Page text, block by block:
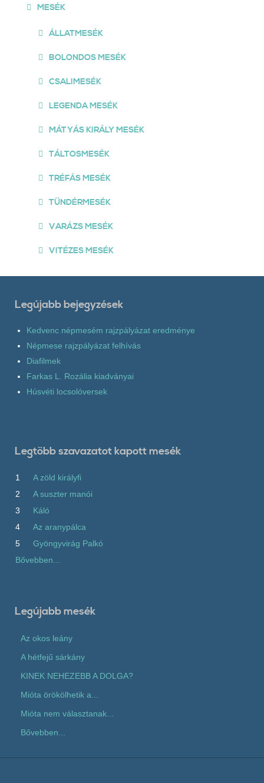
MESÉK
ÁLLATMESÉK
BOLONDOS MESÉK
CSALIMESÉK
LEGENDA MESÉK
MÁTYÁS KIRÁLY MESÉK
TÁLTOSMESÉK
TRÉFÁS MESÉK
TÜNDÉRMESÉK
VARÁZS MESÉK
VITÉZES MESÉK
Legújabb bejegyzések
Kedvenc népmesém rajzpályázat eredménye
Népmese rajzpályázat felhívás
Diafilmek
Farkas L. Rozália kiadványai
Húsvéti locsolóversek
Legtöbb szavazatot kapott mesék
1
A zöld királyfi
2
A suszter manói
3
Káló
4
Az aranypálca
5
Gyöngyvirág Palkó
Bővebben...
Legújabb mesék
Az okos leány
A hétfejű sárkány
KINEK NEHEZEBB A DOLGA?
Mióta örökölhetik a...
Mióta nem választanak...
Bővebben...